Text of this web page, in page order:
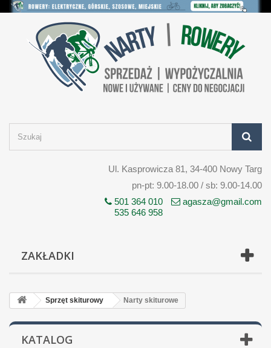
Ul. Kasprowicza 81, 34-400 Nowy Targ
pn-pt: 9.00-18.00 / sb: 9.00-14.00
501 364 010
535 646 958
agasza@gmail.com
ZAKŁADKI
Sprzęt skiturowy Narty skiturowe
KATALOG